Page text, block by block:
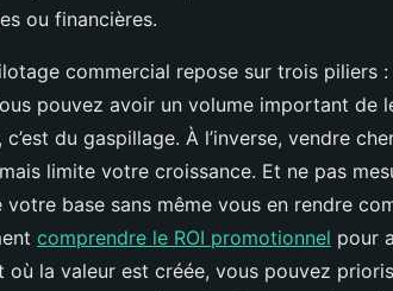
ou financières.
commercial repose sur trois piliers
pouvez avoir un volume important de
du gaspillage. À l’inverse, vendre
limite votre croissance. Et ne pas
votre base sans même vous en rendre
comprendre le ROI promotionnel pour
où la valeur est créée, vous pouvez